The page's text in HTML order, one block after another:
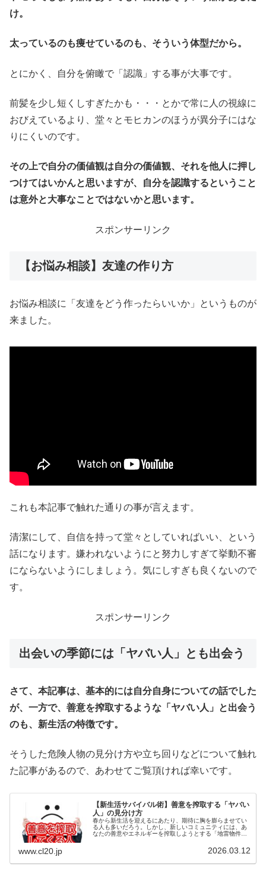
け。
太っているのも痩せているのも、そういう体型だから。
とにかく、自分を俯瞰で「認識」する事が大事です。
前髪を少し短くしすぎたかも・・・とかで常に人の視線に
おびえているより、堂々とモヒカンのほうが異分子にはな
りにくいのです。
その上で自分の価値観は自分の価値観、それを他人に押し
つけてはいかんと思いますが、自分を認識するということ
は意外と大事なことではないかと思います。
スポンサーリンク
【お悩み相談】友達の作り方
お悩み相談に「友達をどう作ったらいいか」というものが
来ました。
これも本記事で触れた通りの事が言えます。
清潔にして、自信を持って堂々としていればいい、という
話になります。嫌われないようにと努力しすぎて挙動不審
にならないようにしましょう。気にしすぎも良くないので
す。
スポンサーリンク
出会いの季節には「ヤバい人」とも出会う
さて、本記事は、基本的には自分自身についての話でした
が、一方で、善意を搾取するような「ヤバい人」と出会う
のも、新生活の特徴です。
そうした危険人物の見分け方や立ち回りなどについて触れ
た記事があるので、あわせてご覧頂ければ幸いです。
【新生活サバイバル術】善意を搾取する「ヤバい
人」の見分け方
春から新生活を迎えるにあたり、期待に胸を膨らませてい
る人も多いだろう。しかし、新しいコミュニティには、あ
なたの善意やエネルギーを搾取しようとする「地雷物件」
www.cl20.jp 2026.03.12